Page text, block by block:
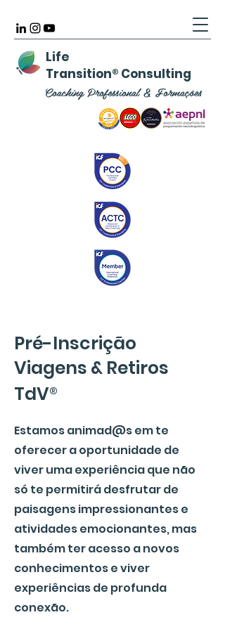
Life
Transition® Consulting
Coaching Professional & Formações
Pré-Inscrição
Viagens & Retiros
TdV®
Estamos animad@s em te
oferecer a oportunidade de
viver uma experiência que não
só te permitirá desfrutar de
paisagens impressionantes e
atividades emocionantes, mas
também ter acesso a novos
conhecimentos e viver
experiências de profunda
conexão.